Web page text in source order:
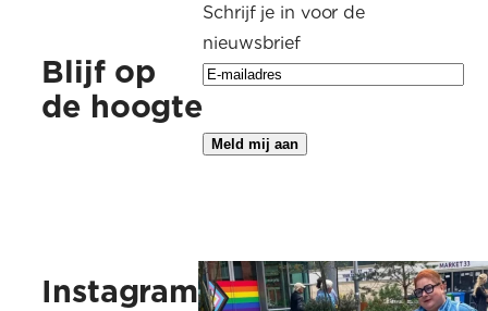
Blijf op
de hoogte
Schrijf je in voor de
nieuwsbrief
InstagramKus vaak, kus ruig, kus vlinders,